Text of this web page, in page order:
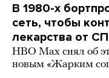
В 1980-х
сеть, чтобы
лекарства от
HBO Max снял об
новым «Жарким